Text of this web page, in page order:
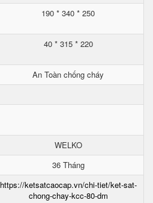
190 * 340 * 250
40 * 315 * 220
An Toàn chống cháy
WELKO
36 Tháng
https://ketsatcaocap.vn/chi-tiet/ket-sat-
chong-chay-kcc-80-dm